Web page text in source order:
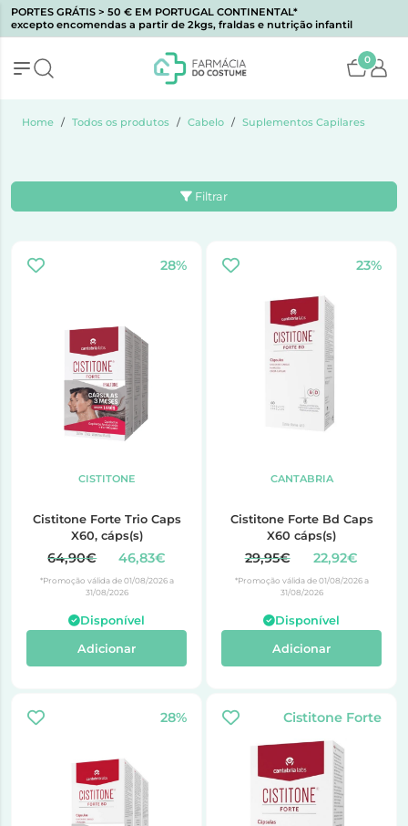
PORTES GRÁTIS > 50 € EM PORTUGAL CONTINENTAL*
excepto encomendas a partir de 2kgs, fraldas e nutrição infantil
0
Home Todos os produtos Cabelo Suplementos Capilares
Filtrar
28%
CISTITONE
Cistitone Forte Trio Caps
X60, cáps(s)
64,90€ 46,83€
*Promoção válida de 01/08/2026 a
31/08/2026
Disponível
Adicionar
23%
CANTABRIA
Cistitone Forte Bd Caps
X60 cáps(s)
29,95€ 22,92€
*Promoção válida de 01/08/2026 a
31/08/2026
Disponível
Adicionar
28% Cistitone Forte